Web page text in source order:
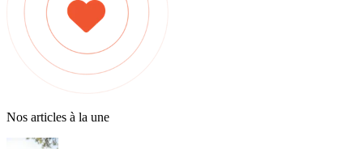
Nos articles à la une